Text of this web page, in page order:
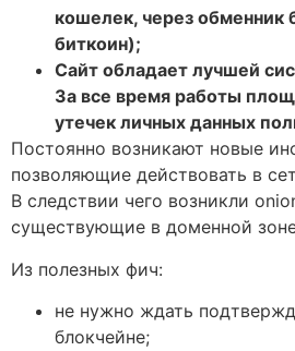
кошелек, через обменник
биткоин);
Сайт обладает лучшей
За все время работы
утечек личных данных
Постоянно возникают новые
позволяющие действовать в
В следствии чего возникли
существующие в доменной
Из полезных фич:
не нужно ждать
блокчейне;